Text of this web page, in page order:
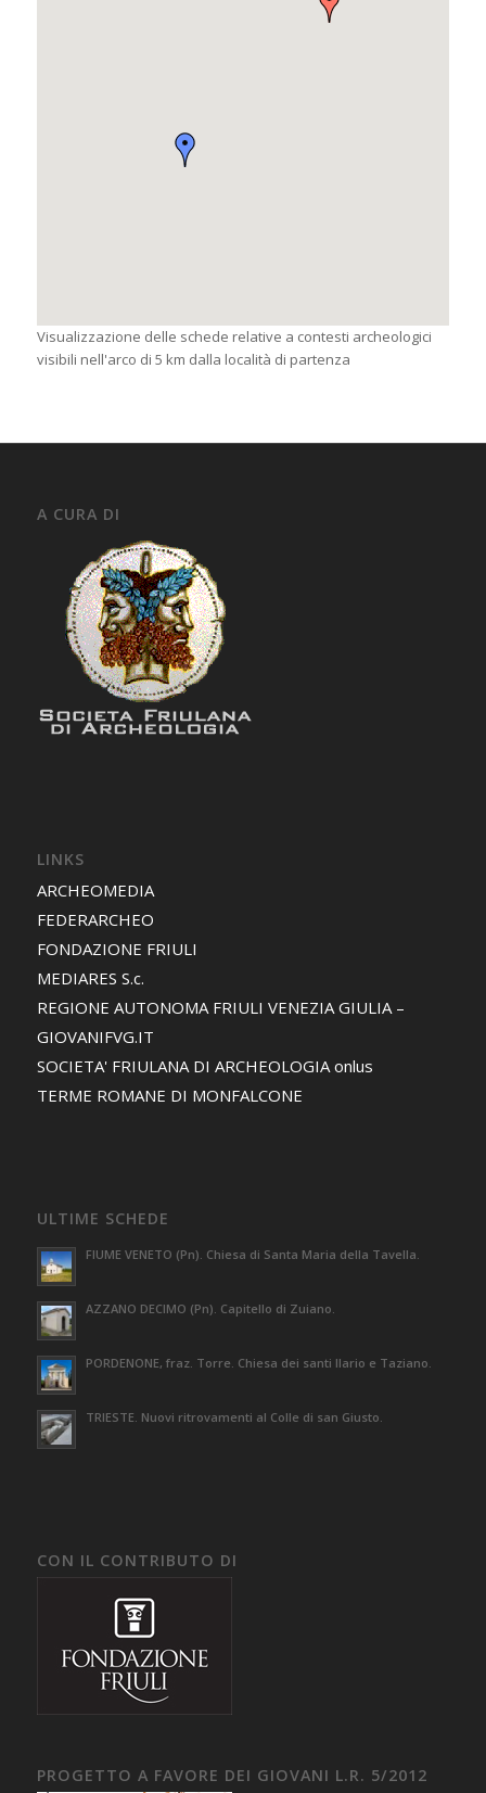
Visualizzazione delle schede relative a contesti archeologici
visibili nell'arco di 5 km dalla località di partenza
A CURA DI
LINKS
ARCHEOMEDIA
FEDERARCHEO
FONDAZIONE FRIULI
MEDIARES S.c.
REGIONE AUTONOMA FRIULI VENEZIA GIULIA –
GIOVANIFVG.IT
SOCIETA' FRIULANA DI ARCHEOLOGIA onlus
TERME ROMANE DI MONFALCONE
ULTIME SCHEDE
FIUME VENETO (Pn). Chiesa di Santa Maria della Tavella.
AZZANO DECIMO (Pn). Capitello di Zuiano.
PORDENONE, fraz. Torre. Chiesa dei santi Ilario e Taziano.
TRIESTE. Nuovi ritrovamenti al Colle di san Giusto.
CON IL CONTRIBUTO DI
PROGETTO A FAVORE DEI GIOVANI L.R. 5/2012